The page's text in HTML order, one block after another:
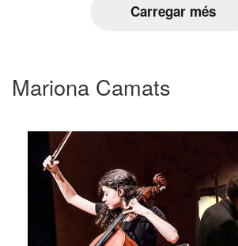
Carregar més
Mariona Camats